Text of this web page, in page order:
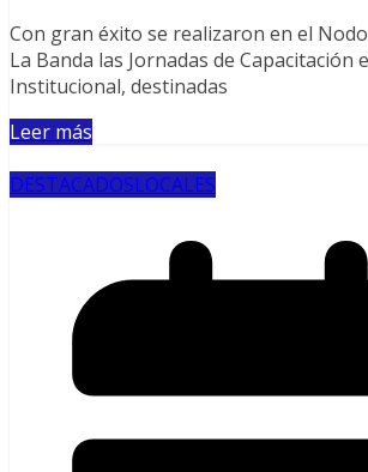
Con gran éxito se realizaron en el
La Banda las Jornadas de Capacitación
Institucional, destinadas
Leer más
DESTACADOSLOCALES